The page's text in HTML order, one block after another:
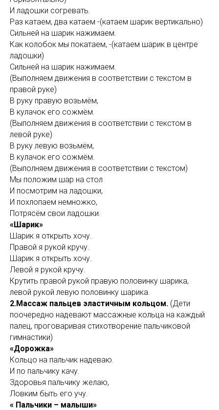
И ладошки согревать.
Раз катаем, два катаем -(катаем шарик вертикально)
Сильней на шарик нажимаем.
Как колобок мы покатаем, -(катаем шарик в центре
ладошки)
Сильней на шарик нажимаем.
(Выполняем движения в соответствии с текстом в
правой руке)
В руку правую возьмём,
В кулачок его сожмём.
(Выполняем движения в соответствии с текстом в
левой руке)
В руку левую возьмём,
В кулачок его сожмём.
(Выполняем движения в соответствии с текстом)
Мы положим шар на стол
И посмотрим на ладошки,
И похлопаем немножко,
Потрясём свои ладошки.
«Шарик»
Шарик я открыть хочу.
Правой я рукой кручу.
Шарик я открыть хочу.
Левой я рукой кручу.
Крутить правой рукой правую половинку шарика,
левой рукой левую половинку шарика.
2.Массаж пальцев эластичным кольцом. (Дети
поочередно надевают массажные кольца на каждый
палец, проговаривая стихотворение пальчиковой
гимнастики)
«Дорожка»
Кольцо на пальчик надеваю.
И по пальчику качу.
Здоровья пальчику желаю,
Ловким быть его учу.
« Пальчики – малыши»